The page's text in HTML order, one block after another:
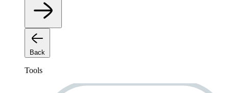
Back
Tools